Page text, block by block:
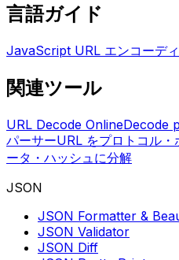
言語ガイド
JavaScript URL エンコーデ
関連ツール
URL Decode OnlineDecode
パーサーURL をプロトコル・
ータ・ハッシュに分解
JSON
JSON Formatter &
JSON Validator
JSON Diff